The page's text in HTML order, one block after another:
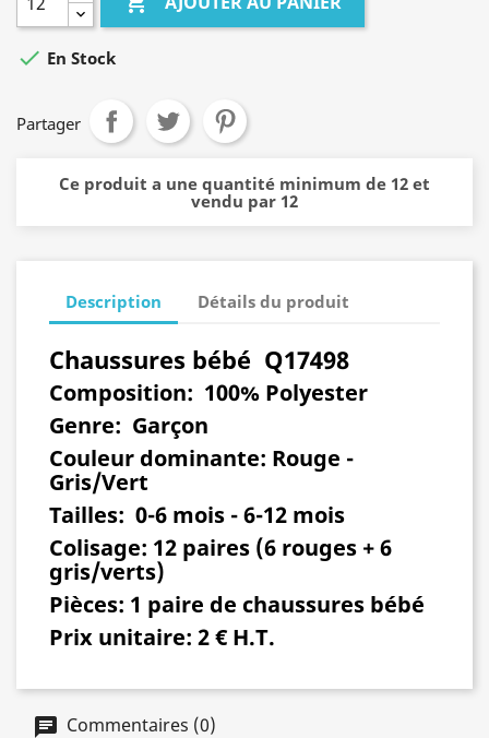
 En Stock
Partager
Ce produit a une quantité minimum de 12 et
vendu par 12
Description Détails du produit
Chaussures bébé Q17498
Composition: 100% Polyester
Genre: Garçon
Couleur dominante: Rouge -
Gris/Vert
Tailles: 0-6 mois - 6-12 mois
Colisage: 12 paires (6 rouges + 6
gris/verts)
Pièces: 1 paire de chaussures bébé
Prix unitaire: 2 € H.T.
Commentaires (0)